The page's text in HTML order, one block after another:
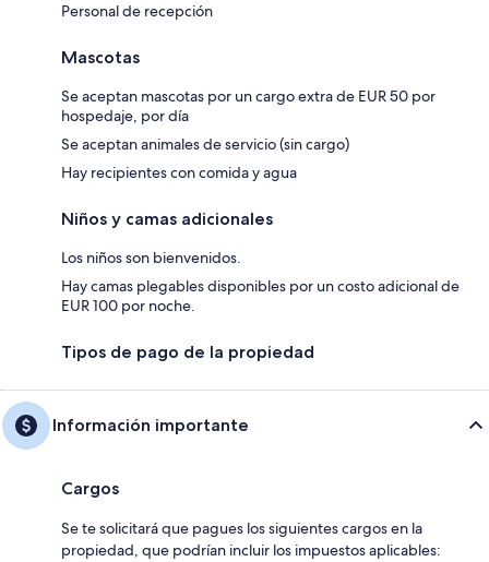
Personal de recepción
Mascotas
Se aceptan mascotas por un cargo extra de EUR 50 por
hospedaje, por día
Se aceptan animales de servicio (sin cargo)
Hay recipientes con comida y agua
Niños y camas adicionales
Los niños son bienvenidos.
Hay camas plegables disponibles por un costo adicional de
EUR 100 por noche.
Tipos de pago de la propiedad
Información importante
Cargos
Se te solicitará que pagues los siguientes cargos en la
propiedad, que podrían incluir los impuestos aplicables: